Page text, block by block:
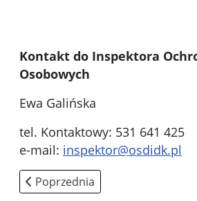
Kontakt do Inspektora
Osobowych
Ewa Galińska
tel. Kontaktowy: 531 641 425
e-mail: inspektor@osdidk.pl
Poprzednia strona: Procedury
Poprzednia